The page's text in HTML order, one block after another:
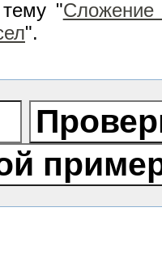
"Сложение
".